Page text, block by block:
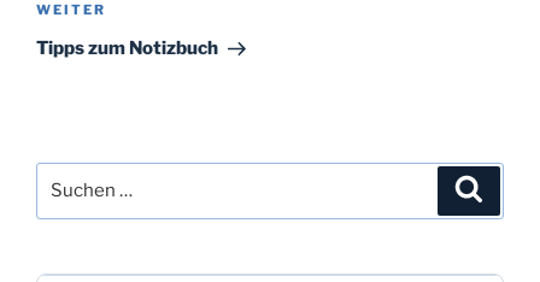
Nächster
Beitrag
WEITER
Tipps zum Notizbuch
nach: